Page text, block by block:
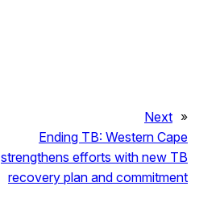
Next »
Ending TB: Western Cape
strengthens efforts with new TB
recovery plan and commitment